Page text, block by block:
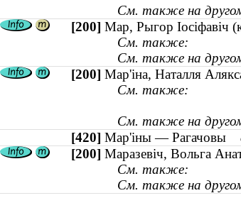
См. также на
[200] Мар, Рыгор Іосіфавіч
См. также:
См. также на
[200] Мар'іна, Наталля
См. также:
См. также на
[420] Мар'іны — Рагачовы
[200] Маразевіч, Вольга
См. также:
См. также на